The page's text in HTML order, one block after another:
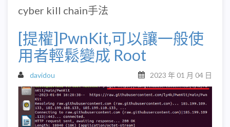
cyber kill chain手法
[提權]PwnKit,可以讓一般使
用者輕鬆變成 Root
davidou 2023 年 01 月 04 日